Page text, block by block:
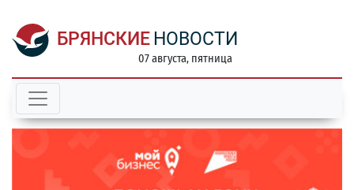
БРЯНСКИЕ НОВОСТИ
07 августа, пятница